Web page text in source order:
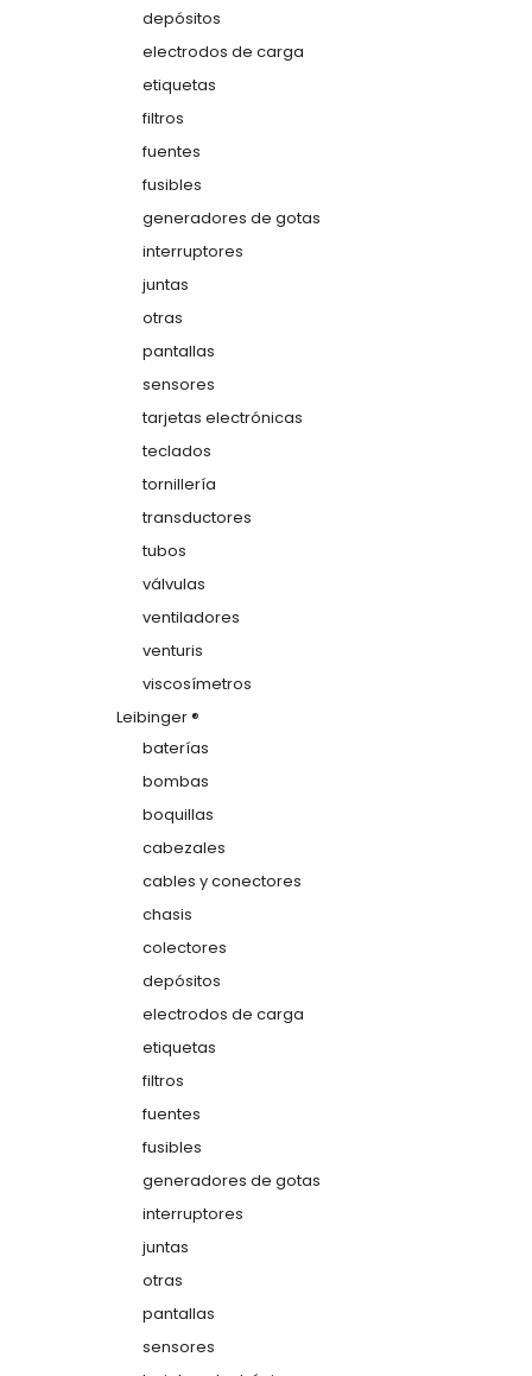
depósitos
electrodos de carga
etiquetas
filtros
fuentes
fusibles
generadores de gotas
interruptores
juntas
otras
pantallas
sensores
tarjetas electrónicas
teclados
tornillería
transductores
tubos
válvulas
ventiladores
venturis
viscosímetros
Leibinger ®
baterías
bombas
boquillas
cabezales
cables y conectores
chasis
colectores
depósitos
electrodos de carga
etiquetas
filtros
fuentes
fusibles
generadores de gotas
interruptores
juntas
otras
pantallas
sensores